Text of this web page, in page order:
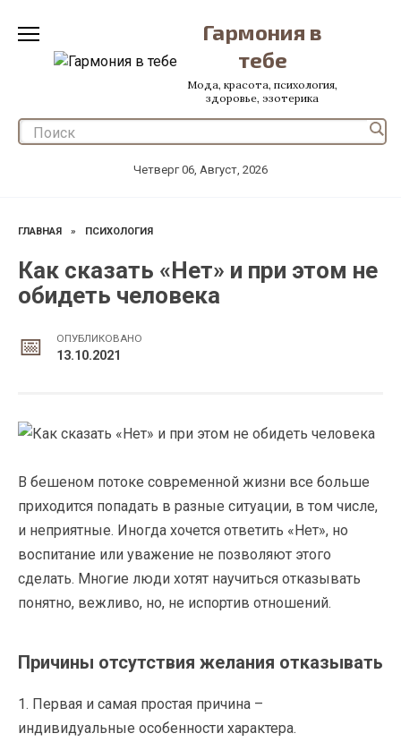
содержанию
Гармония в
тебе
Мода, красота, психология,
здоровье, эзотерика
Четверг 06, Август, 2026
ГЛАВНАЯ » ПСИХОЛОГИЯ
Как сказать «Нет» и при этом не
обидеть человека
ОПУБЛИКОВАНО
13.10.2021
В бешеном потоке современной жизни все больше
приходится попадать в разные ситуации, в том числе,
и неприятные. Иногда хочется ответить «Нет», но
воспитание или уважение не позволяют этого
сделать. Многие люди хотят научиться отказывать
понятно, вежливо, но, не испортив отношений.
Причины отсутствия желания отказывать
1. Первая и самая простая причина –
индивидуальные особенности характера.